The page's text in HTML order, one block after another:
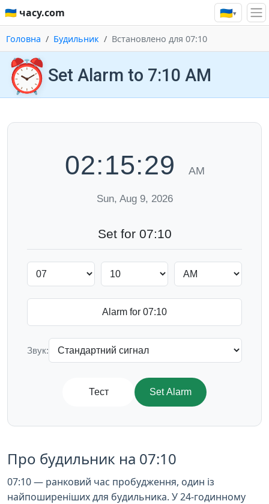
🇺🇦 часу.com 🇺🇦▾
Головна Будильник Встановлено для 07:10
⏰ Set Alarm to 7:10 AM
02:15:29 AM
Sun, Aug 9, 2026
Set for 07:10
Звук:
Тест Set Alarm
Про будильник на 07:10
07:10 — ранковий час пробудження, один із
найпоширеніших для будильника. У 24-годинному